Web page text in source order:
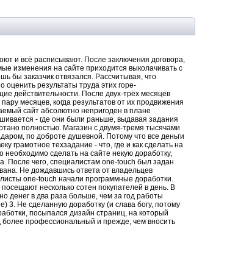
и всё расписывают. После заключения договора,
изменения на сайте приходится выколачивать с
бы заказчик отвязался. Рассчитывая, что
оценить результаты труда этих горе-
действительности. После двух-трёх месяцев
месяцев, когда результатов от их продвижения
сайт абсолютно непригоден в плане
- где они были раньше, выдавая задания
полностью. Магазин с двумя-тремя тысячами
по доброте душевной. Потому что все деньги
грамотное техзадание - что, где и как сделать на
необходимо сделать на сайте некую доработку,
После чего, специалистам one-touch был задан
Не дождавшись ответа от владельцев
one-touch начали программные доработки.
несколько сотен покупателей в день. В
денег в два раза больше, чем за год работы
3. Не сделанную доработку (и слава богу, потому
посыпался дизайн страниц, на который
профессиональный и прежде, чем вносить